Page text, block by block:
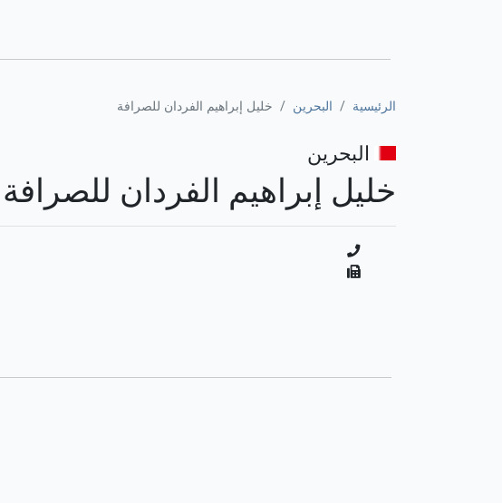
الرئيسية البحرين خليل إبراهيم الفردان للصرافة
البحرين
خليل إبراهيم الفردان للصرافة